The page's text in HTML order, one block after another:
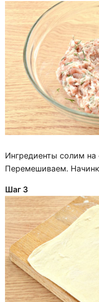
Ингредиенты солим
Перемешиваем.
Шаг 3